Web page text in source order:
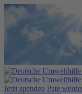
Jetzt spenden Pate